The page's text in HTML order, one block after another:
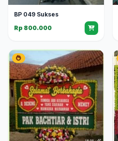
BP 049 Sukses
Rp 800.000